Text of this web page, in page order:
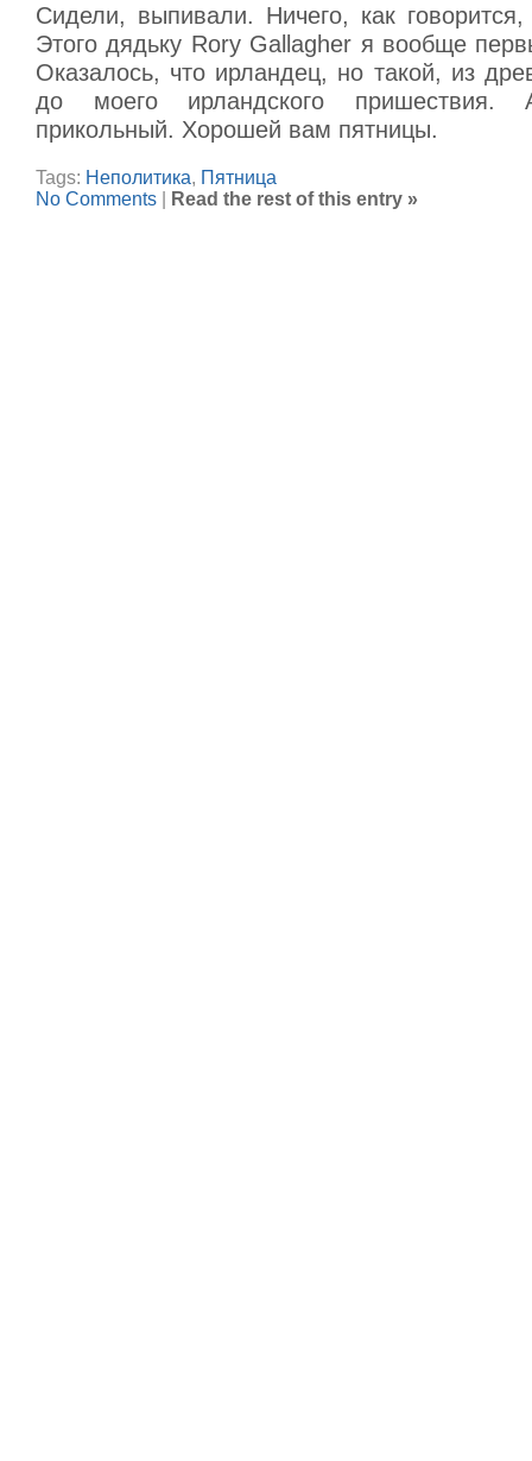
Сидели, выпивали. Ничего, как
Этого дядьку Rory Gallagher я вообще
Оказалось, что ирландец, но такой, из
до моего ирландского
прикольный. Хорошей вам пятницы.
Tags: Неполитика, Пятница
No Comments
Read the rest of this entry »